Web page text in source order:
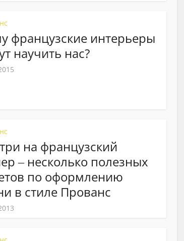
французские интерьеры
научить нас?
на французский
‒ несколько полезных
по оформлению
в стиле Прованс